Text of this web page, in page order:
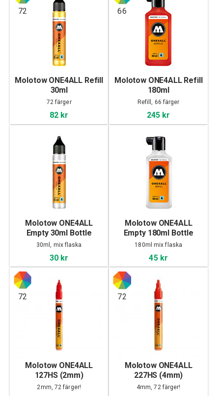
72
Molotow ONE4ALL Refill
30ml
72 färger
82 kr
66
Molotow ONE4ALL Refill
180ml
Refill, 66 färger
245 kr
Molotow ONE4ALL
Empty 30ml Bottle
30ml, mix flaska
30 kr
Molotow ONE4ALL
Empty 180ml Bottle
180ml mix flaska
45 kr
72
Molotow ONE4ALL
127HS (2mm)
2mm, 72 färger!
72
Molotow ONE4ALL
227HS (4mm)
4mm, 72 färger!